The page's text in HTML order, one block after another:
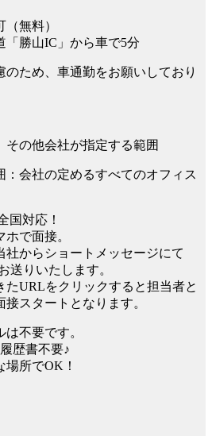
無料）
勝山IC」から車で5分
ため、車通勤をお願いしており
その他会社が指定する範囲
：会社の定めるすべてのオフィス
国対応！
ホで面接。
社からショートメッセージにて
送りいたします。
たURLをクリックすると担当者と
スタートとなります。
不要です。
歴書不要♪
場所でOK！